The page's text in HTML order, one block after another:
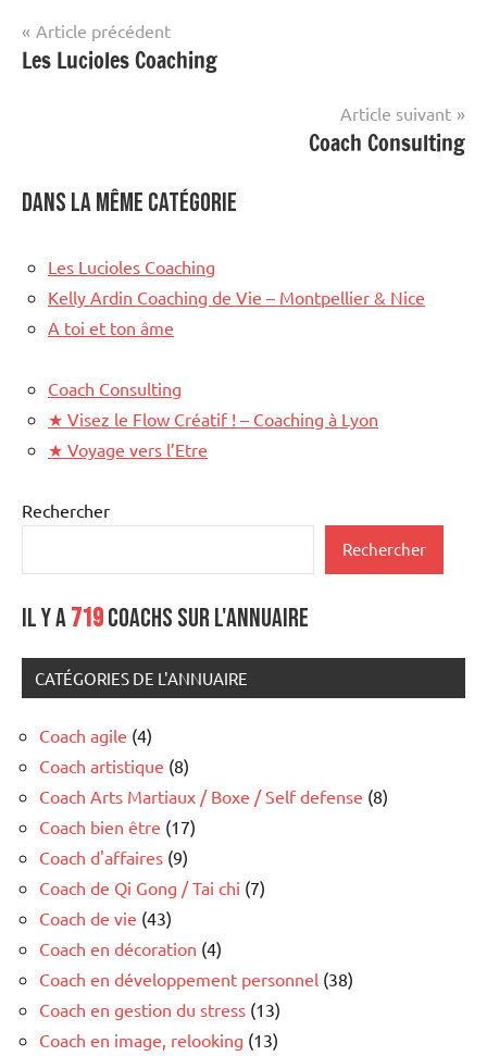
Navigation
de
Article précédent
Les Lucioles Coaching
Article suivant
Coach Consulting
Dans la même catégorie
Les Lucioles Coaching
Kelly Ardin Coaching de Vie – Montpellier & Nice
A toi et ton âme
Coach Consulting
★ Visez le Flow Créatif ! – Coaching à Lyon
★ Voyage vers l’Etre
Rechercher
Rechercher
Il y a719coachs sur l'annuaire
CATÉGORIES DE L'ANNUAIRE
Coach agile (4)
Coach artistique (8)
Coach Arts Martiaux / Boxe / Self defense (8)
Coach bien être (17)
Coach d'affaires (9)
Coach de Qi Gong / Tai chi (7)
Coach de vie (43)
Coach en décoration (4)
Coach en développement personnel (38)
Coach en gestion du stress (13)
Coach en image, relooking (13)